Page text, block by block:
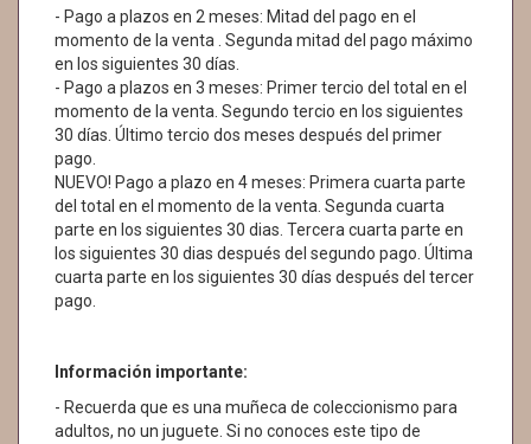
- Pago a plazos en 2 meses: Mitad del pago en el
momento de la venta . Segunda mitad del pago máximo
en los siguientes 30 días.
- Pago a plazos en 3 meses: Primer tercio del total en el
momento de la venta. Segundo tercio en los siguientes
30 días. Último tercio dos meses después del primer
pago.
NUEVO! Pago a plazo en 4 meses: Primera cuarta parte
del total en el momento de la venta. Segunda cuarta
parte en los siguientes 30 dias. Tercera cuarta parte en
los siguientes 30 dias después del segundo pago. Última
cuarta parte en los siguientes 30 días después del tercer
pago.
Información importante:
- Recuerda que es una muñeca de coleccionismo para
adultos, no un juguete. Si no conoces este tipo de